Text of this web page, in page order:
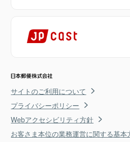
サイトのご利用について
プライバシーポリシー
Webアクセシビリティ方針
お客さま本位の業務運営に関する基本